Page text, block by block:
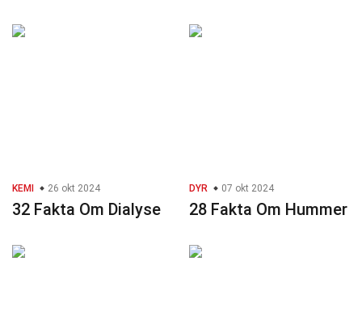
KEMI 26 okt 2024
32 Fakta Om Dialyse
DYR 07 okt 2024
28 Fakta Om Hummer